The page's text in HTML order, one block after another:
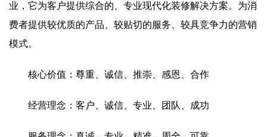
业，它为客户提供综合的、专业现代化装修解决方案。为消
费者提供较优质的产品、较贴切的服务、较具竞争力的营销
模式。
核心价值：尊重、诚信、推崇、感恩、合作
经营理念：客户、诚信、专业、团队、成功